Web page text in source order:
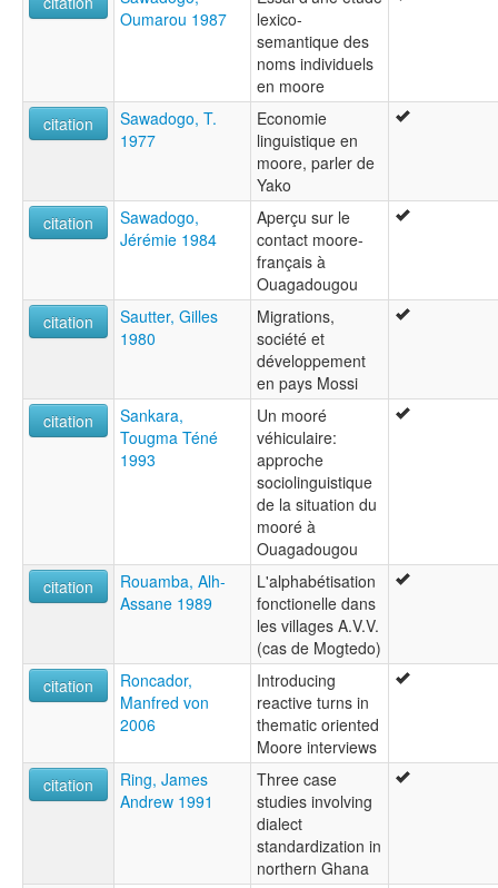
Oumarou 1987
lexico-
semantique des
noms individuels
en moore
citation
Sawadogo, T.
1977
Economie
linguistique en
moore, parler de
Yako
citation
Sawadogo,
Jérémie 1984
Aperçu sur le
contact moore-
français à
Ouagadougou
citation
Sautter, Gilles
1980
Migrations,
société et
développement
en pays Mossi
citation
Sankara,
Tougma Téné
1993
Un mooré
véhiculaire:
approche
sociolinguistique
de la situation du
mooré à
Ouagadougou
citation
Rouamba, Alh-
Assane 1989
L'alphabétisation
fonctionelle dans
les villages A.V.V.
(cas de Mogtedo)
citation
Roncador,
Manfred von
2006
Introducing
reactive turns in
thematic oriented
Moore interviews
citation
Ring, James
Andrew 1991
Three case
studies involving
dialect
standardization in
northern Ghana